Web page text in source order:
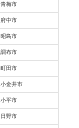
青梅市
府中市
昭島市
調布市
町田市
小金井市
小平市
日野市